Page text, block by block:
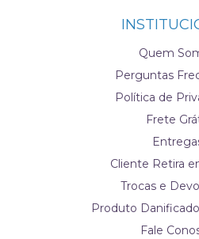
Quem
Perguntas
Política de
Frete
Cliente Retira
Trocas e
Produto
Fale